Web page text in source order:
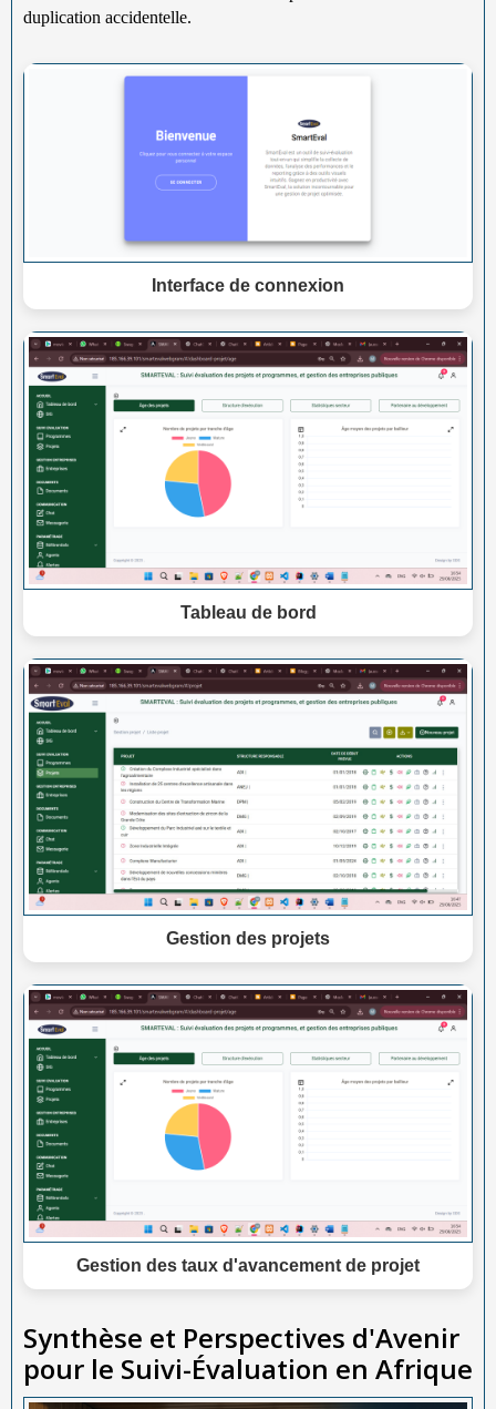
duplication accidentelle.
Interface de connexion
Tableau de bord
Gestion des projets
Gestion des taux d'avancement de projet
Synthèse et Perspectives d'Avenir
pour le Suivi-Évaluation en Afrique